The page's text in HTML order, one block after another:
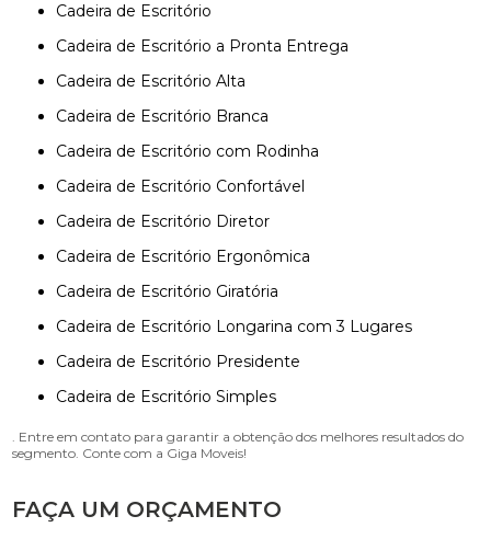
Cadeira de Escritório
Cadeira de Escritório a Pronta Entrega
Cadeira de Escritório Alta
Cadeira de Escritório Branca
Cadeira de Escritório com Rodinha
Cadeira de Escritório Confortável
Cadeira de Escritório Diretor
Cadeira de Escritório Ergonômica
Cadeira de Escritório Giratória
Cadeira de Escritório Longarina com 3 Lugares
Cadeira de Escritório Presidente
Cadeira de Escritório Simples
. Entre em contato para garantir a obtenção dos melhores resultados do
segmento. Conte com a Giga Moveis!
FAÇA UM ORÇAMENTO